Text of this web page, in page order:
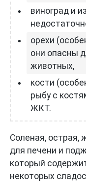
виноград и
орехи
они опасны
животных,
кости
рыбу с
ЖКТ.
Соленая, острая,
для печени и
который
некоторых